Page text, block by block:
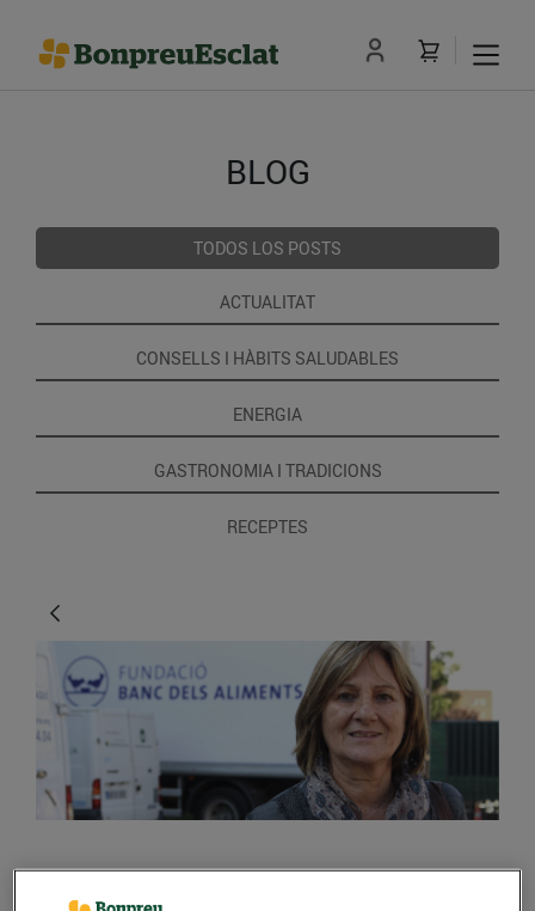
BLOG
TODOS LOS POSTS
ACTUALITAT
CONSELLS I HÀBITS SALUDABLES
ENERGIA
GASTRONOMIA I TRADICIONS
RECEPTES
ACTUALIDAD